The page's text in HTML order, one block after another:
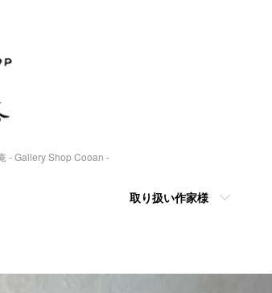
- Gallery Shop Cooan -
取り扱い作家様